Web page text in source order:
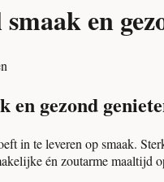
en
en gezond
in te leveren op smaak.
én zoutarme maaltijd